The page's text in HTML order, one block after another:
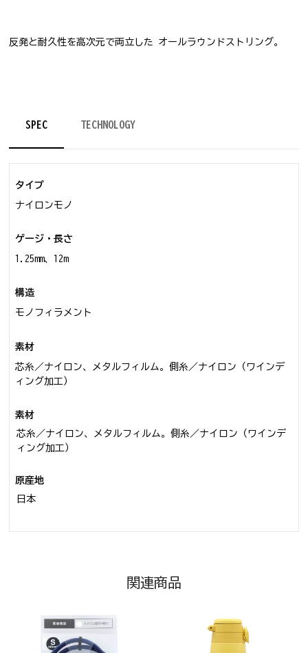
反発と耐久性を高次元で両立した オールラウンドストリング。
SPEC TECHNOLOGY
タイプ
ナイロンモノ
ゲージ・長さ
1.25mm、12m
構造
モノフィラメント
素材
芯糸／ナイロン、メタルフィルム。側糸／ナイロン（ワインデ
ィング加工）
素材
芯糸／ナイロン、メタルフィルム。側糸／ナイロン（ワインデ
ィング加工）
原産地
日本
関連商品